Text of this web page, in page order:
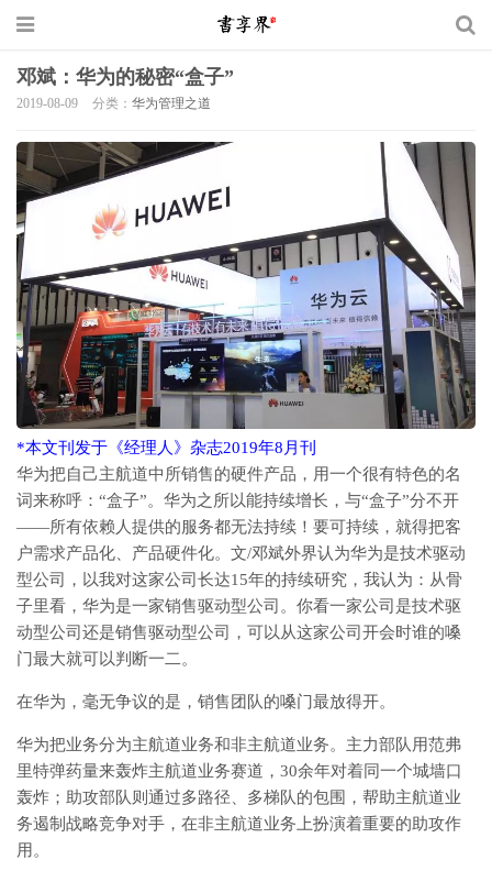
邓斌：华为的秘密“盒子”
2019-08-09 分类： 华为管理之道
*本文刊发于《经理人》杂志2019年8月刊
华为把自己主航道中所销售的硬件产品，用一个很有特色的名
词来称呼：“盒子”。华为之所以能持续增长，与“盒子”分不开
——所有依赖人提供的服务都无法持续！要可持续，就得把客
户需求产品化、产品硬件化。文/邓斌外界认为华为是技术驱动
型公司，以我对这家公司长达15年的持续研究，我认为：从骨
子里看，华为是一家销售驱动型公司。你看一家公司是技术驱
动型公司还是销售驱动型公司，可以从这家公司开会时谁的嗓
门最大就可以判断一二。
在华为，毫无争议的是，销售团队的嗓门最放得开。
华为把业务分为主航道业务和非主航道业务。主力部队用范弗
里特弹药量来轰炸主航道业务赛道，30余年对着同一个城墙口
轰炸；助攻部队则通过多路径、多梯队的包围，帮助主航道业
务遏制战略竞争对手，在非主航道业务上扮演着重要的助攻作
用。